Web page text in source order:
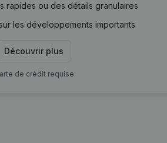
rapides ou des détails granulaires
les développements importants
Découvrir plus
de crédit requise.